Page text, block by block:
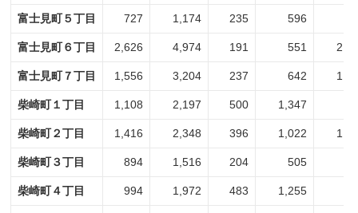
富士見町５丁目 727 1,174 235 596
富士見町６丁目 2,626 4,974 191 551
富士見町７丁目 1,556 3,204 237 642
柴崎町１丁目 1,108 2,197 500 1,347
柴崎町２丁目 1,416 2,348 396 1,022
柴崎町３丁目 894 1,516 204 505
柴崎町４丁目 994 1,972 483 1,255